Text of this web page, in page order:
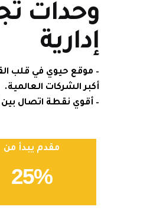
وحدات
إدارية
– موقع حيوي في قلب
أكبر الشركات العالمية.
– أقوي نقطة اتصال
مقدم يبدأ من
%
25